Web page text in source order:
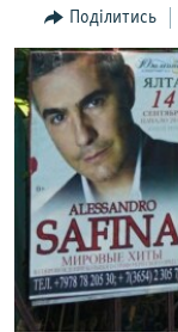
Перейти
до
пошуку
ПОГЛЯД
ІНТЕРВ'Ю
ВСЕ ЗА ДЕНЬ
СПЕЦПРОЕКТИ
ДЕПОРТАЦІЯ
ВІДЕОУРОКИ
СВІДЧЕННЯ
УКРАЇНСЬКА
ЯК ОБІЙТИ
Русский
Qırımtatar
Поділитись